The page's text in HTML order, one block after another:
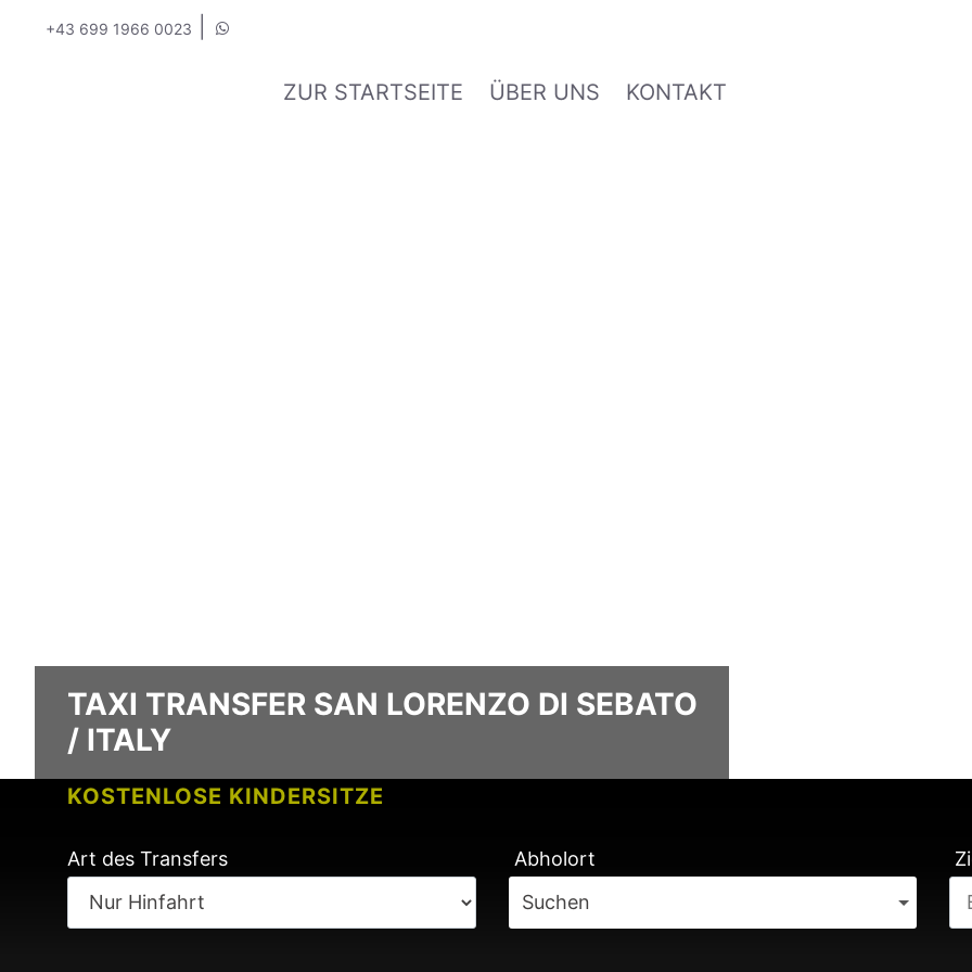
+43 699 1966 0023
ZUR STARTSEITE ÜBER UNS KONTAKT
KOSTENLOSE KINDERSITZE
KEINE GEBÜHREN BEI FLUGVERSPÄTUNG
TAXI TRANSFER SAN LORENZO DI SEBATO
/ ITALY
Art des Transfers
Abholort
Suchen